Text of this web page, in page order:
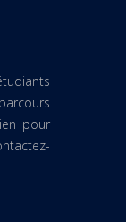
pour